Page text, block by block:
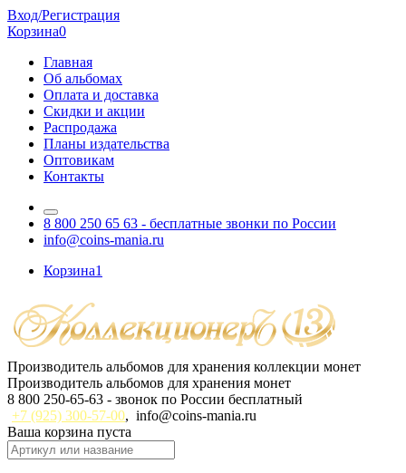
Вход/Регистрация
Корзина0
Главная
Об альбомах
Оплата и доставка
Скидки и акции
Распродажа
Планы издательства
Оптовикам
Контакты
8 800 250 65 63 - бесплатные звонки по России
info@coins-mania.ru
Корзина1
Производитель альбомов для хранения коллекции монет
Производитель альбомов для хранения монет
8 800 250-65-63 - звонок по России бесплатный
+7 (925) 300-57-00, info@coins-mania.ru
Ваша корзина пуста